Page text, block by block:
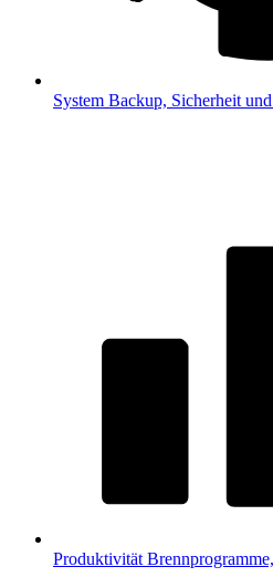
System Backup, Sicherheit
Produktivität